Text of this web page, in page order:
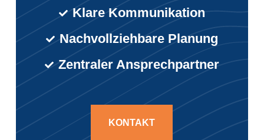
Klare Kommunikation
Nachvollziehbare Planung
Zentraler Ansprechpartner
KONTAKT